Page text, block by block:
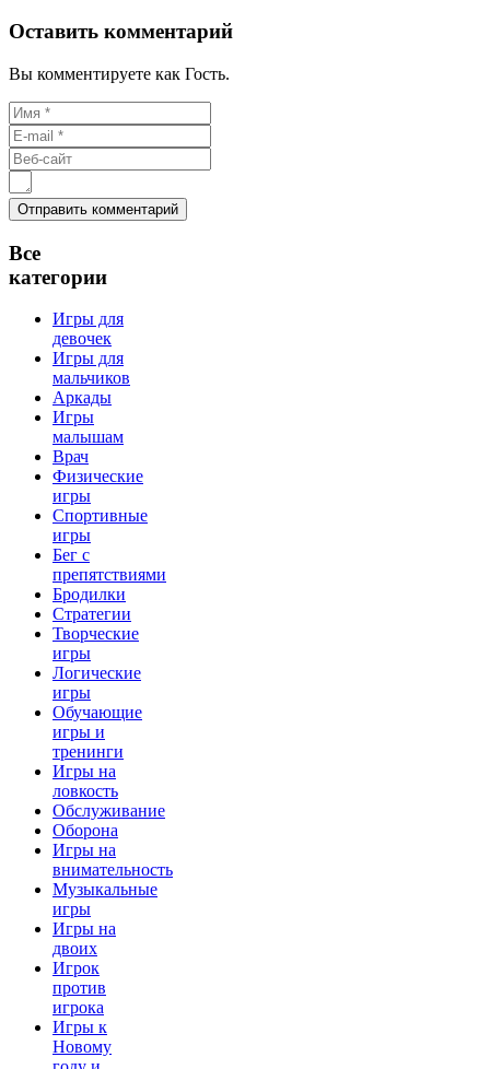
Оставить комментарий
Вы комментируете как Гость.
Все
категории
Игры для
девочек
Игры для
мальчиков
Аркады
Игры
малышам
Врач
Физические
игры
Спортивные
игры
Бег с
препятствиями
Бродилки
Стратегии
Творческие
игры
Логические
игры
Обучающие
игры и
тренинги
Игры на
ловкость
Обслуживание
Оборона
Игры на
внимательность
Музыкальные
игры
Игры на
двоих
Игрок
против
игрока
Игры к
Новому